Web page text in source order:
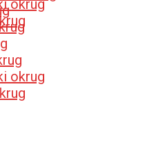
okrug
okrug